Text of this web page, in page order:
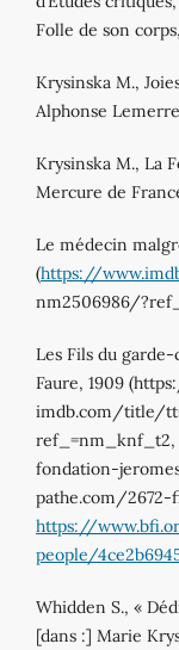
Folle de son
Krysinska M.,
Alphonse
Krysinska M., La
Mercure de
Le médecin
(https://
nm2506986/
Les Fils du garde-
Faure, 1909
imdb.com/title/
fondation-
pathe.com/2672-
https://
people/
Whidden S., «
[dans :] Marie